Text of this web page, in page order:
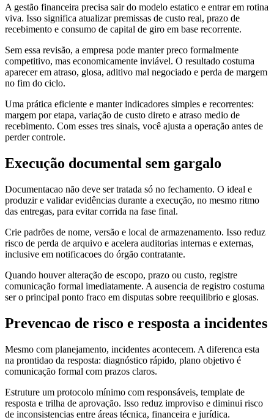
A gestão financeira precisa sair do modelo estatico e entrar em rotina
viva. Isso significa atualizar premissas de custo real, prazo de
recebimento e consumo de capital de giro em base recorrente.
Sem essa revisão, a empresa pode manter preco formalmente
competitivo, mas economicamente inviável. O resultado costuma
aparecer em atraso, glosa, aditivo mal negociado e perda de margem
no fim do ciclo.
Uma prática eficiente e manter indicadores simples e recorrentes:
margem por etapa, variação de custo direto e atraso medio de
recebimento. Com esses tres sinais, você ajusta a operação antes de
perder controle.
Execução documental sem gargalo
Documentacao não deve ser tratada só no fechamento. O ideal e
produzir e validar evidências durante a execução, no mesmo ritmo
das entregas, para evitar corrida na fase final.
Crie padrões de nome, versão e local de armazenamento. Isso reduz
risco de perda de arquivo e acelera auditorias internas e externas,
inclusive em notificacoes do órgão contratante.
Quando houver alteração de escopo, prazo ou custo, registre
comunicação formal imediatamente. A ausencia de registro costuma
ser o principal ponto fraco em disputas sobre reequilibrio e glosas.
Prevencao de risco e resposta a incidentes
Mesmo com planejamento, incidentes acontecem. A diferenca esta
na prontidao da resposta: diagnóstico rápido, plano objetivo é
comunicação formal com prazos claros.
Estruture um protocolo mínimo com responsáveis, template de
resposta e trilha de aprovação. Isso reduz improviso e diminui risco
de inconsistencias entre áreas técnica, financeira e jurídica.